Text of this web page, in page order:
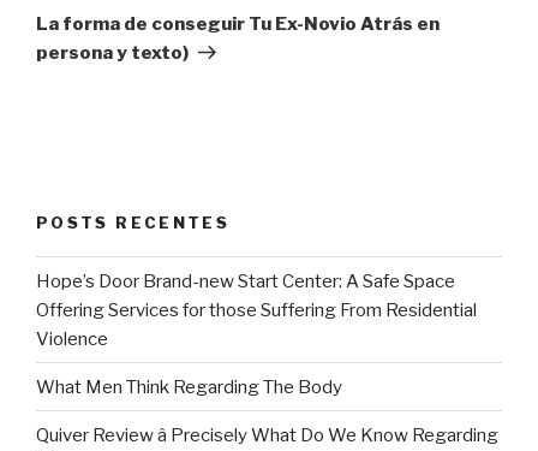
post
La forma de conseguir Tu Ex-Novio Atrás en
persona y texto)
POSTS RECENTES
Hope’s Door Brand-new Start Center: A Safe Space
Offering Services for those Suffering From Residential
Violence
What Men Think Regarding The Body
Quiver Review â Precisely What Do We Know Regarding